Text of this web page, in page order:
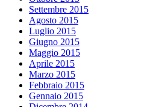
Settembre 2015
Agosto 2015
Luglio 2015
Giugno 2015
Maggio 2015
Aprile 2015
Marzo 2015
Febbraio 2015
Gennaio 2015